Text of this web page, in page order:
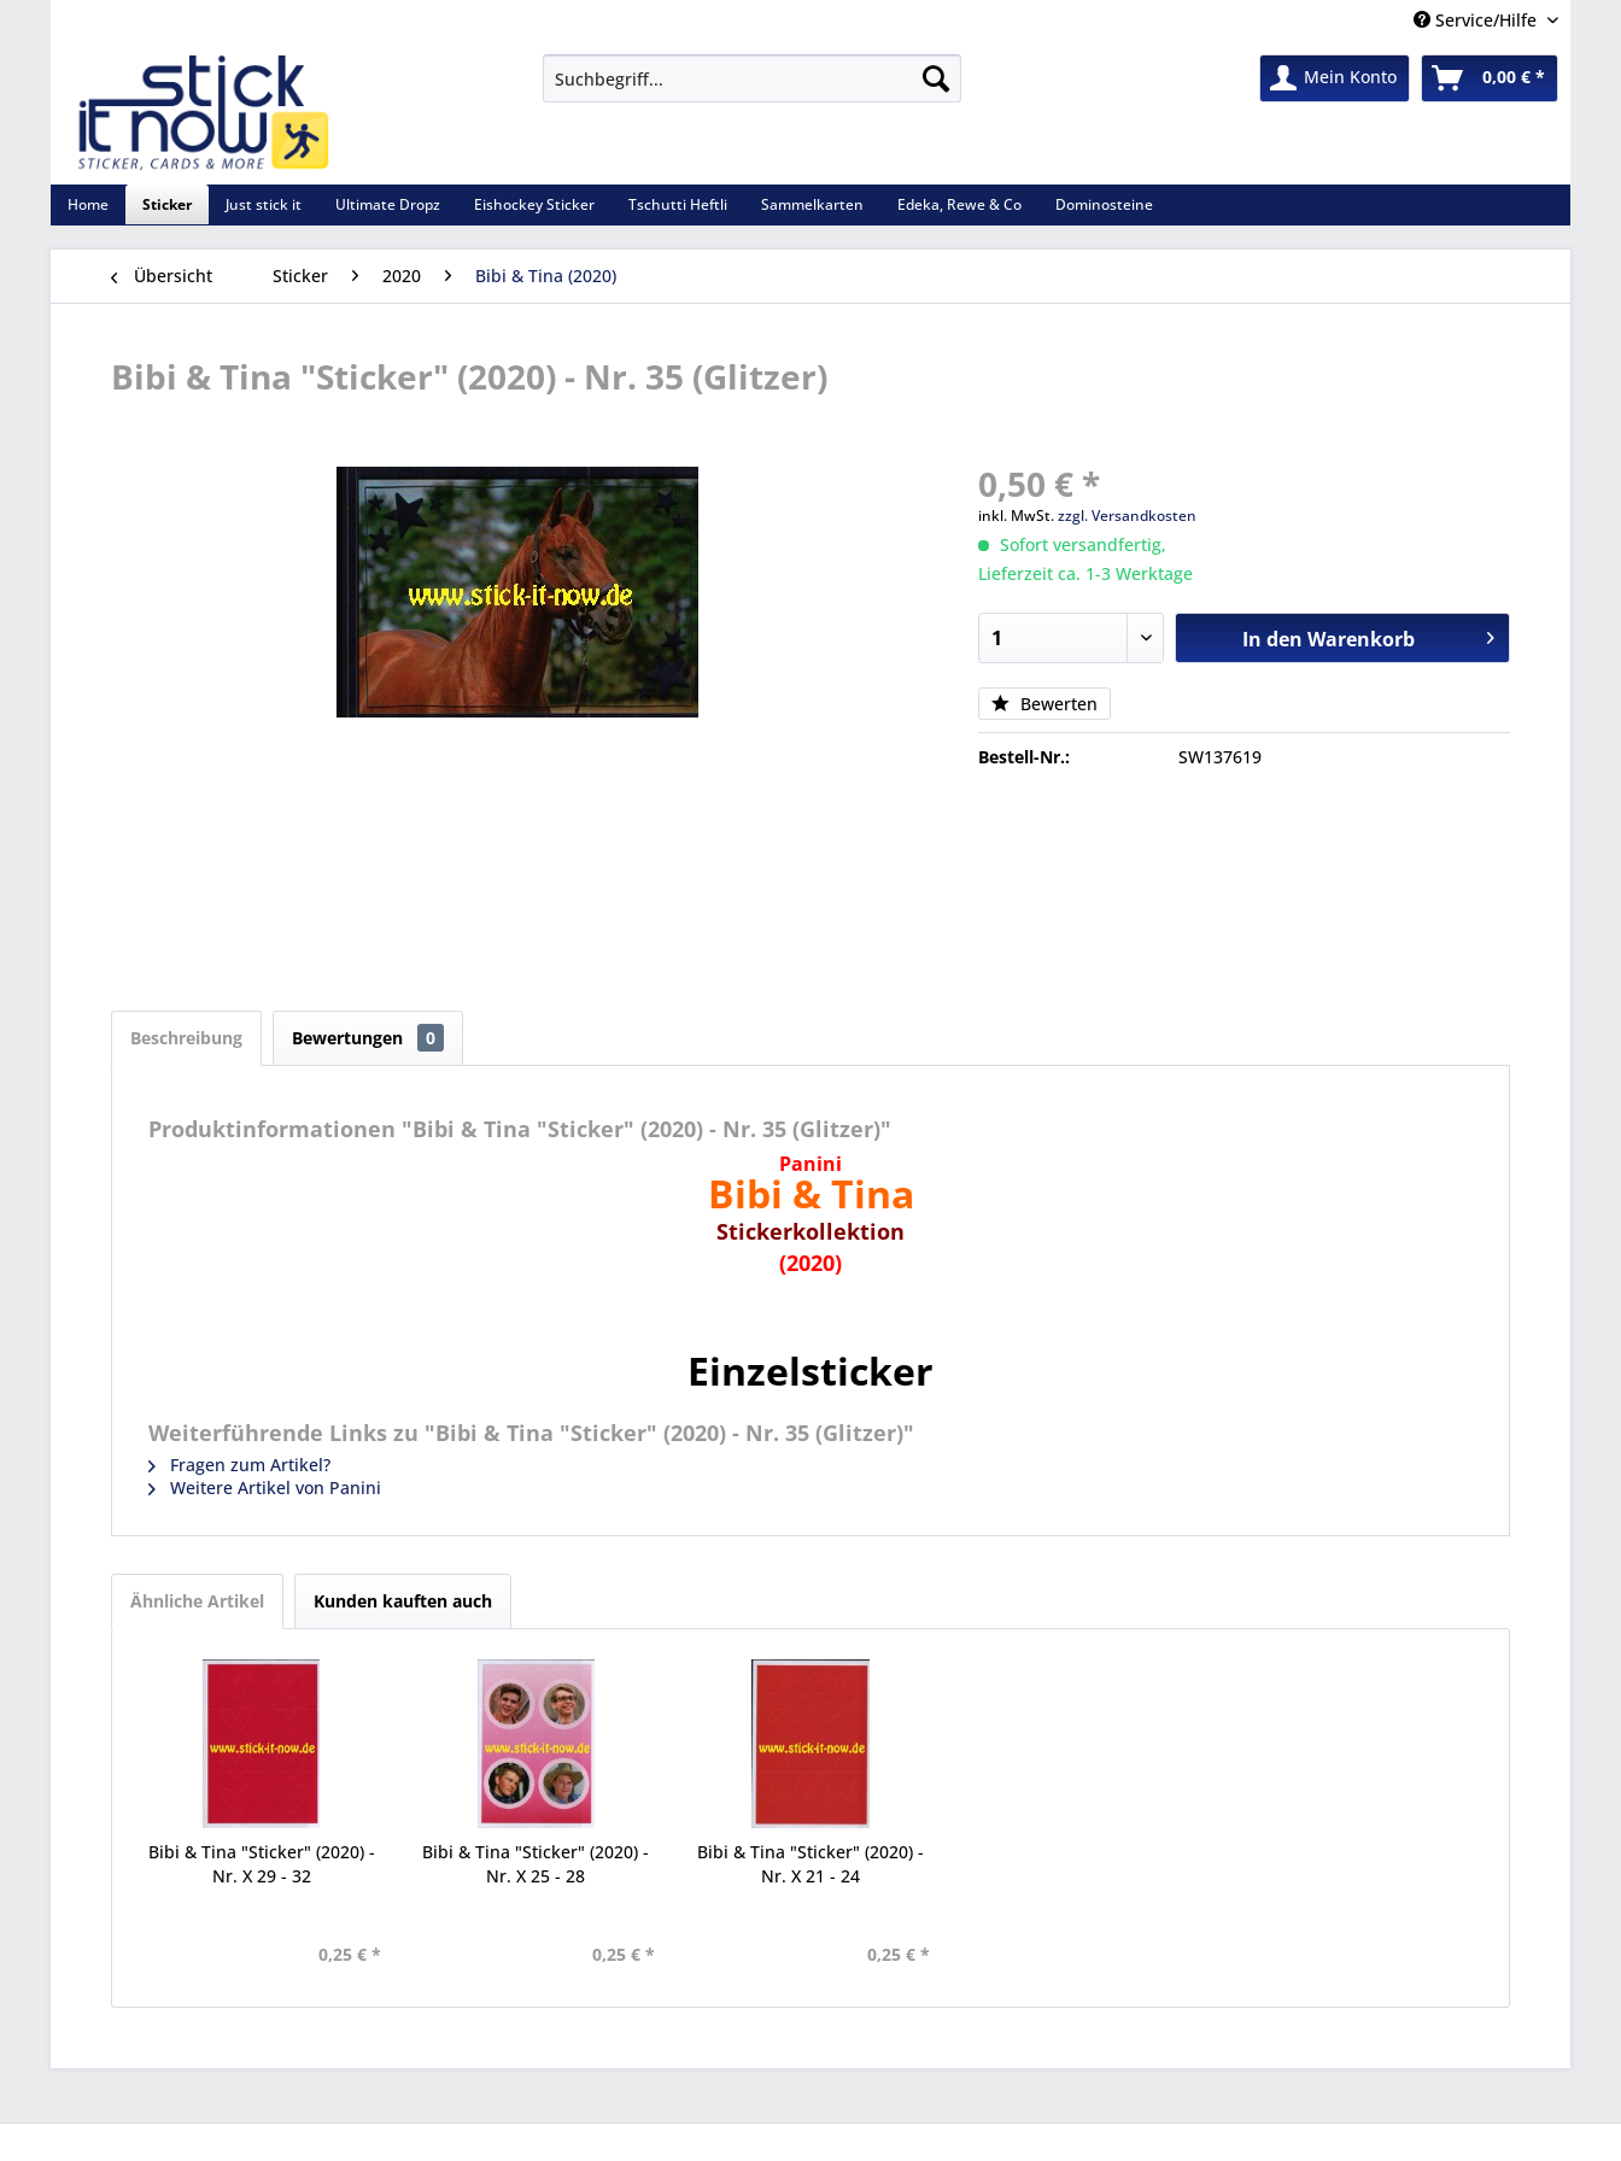
Service/Hilfe
Mein Konto 0,00 € *
Home Sticker Just stick it Ultimate Dropz Eishockey Sticker Tschutti Heftli Sammelkarten Edeka, Rewe & Co Dominosteine
Übersicht Sticker 2020 Bibi & Tina (2020)
Bibi & Tina "Sticker" (2020) - Nr. 35 (Glitzer)
0,50 € *
inkl. MwSt.zzgl. Versandkosten
Sofort versandfertig,
Lieferzeit ca. 1-3 Werktage
In den Warenkorb
Bewerten
Bestell-Nr.: SW137619
Beschreibung Bewertungen 0
Produktinformationen "Bibi & Tina "Sticker" (2020) - Nr. 35 (Glitzer)"
Panini
Bibi & Tina
Stickerkollektion
(2020)
Einzelsticker
Weiterführende Links zu "Bibi & Tina "Sticker" (2020) - Nr. 35 (Glitzer)"
Fragen zum Artikel?
Weitere Artikel von Panini
Ähnliche Artikel Kunden kauften auch
Bibi & Tina "Sticker" (2020) -
Nr. X 29 - 32
0,25 € *
Bibi & Tina "Sticker" (2020) -
Nr. X 25 - 28
0,25 € *
Bibi & Tina "Sticker" (2020) -
Nr. X 21 - 24
0,25 € *